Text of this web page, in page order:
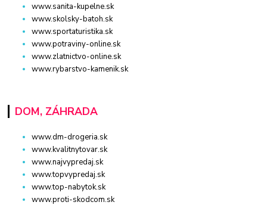
www.sanita-kupelne.sk
www.skolsky-batoh.sk
www.sportaturistika.sk
www.potraviny-online.sk
www.zlatnictvo-online.sk
www.rybarstvo-kamenik.sk
DOM, ZÁHRADA
www.dm-drogeria.sk
www.kvalitnytovar.sk
www.najvypredaj.sk
www.topvypredaj.sk
www.top-nabytok.sk
www.proti-skodcom.sk